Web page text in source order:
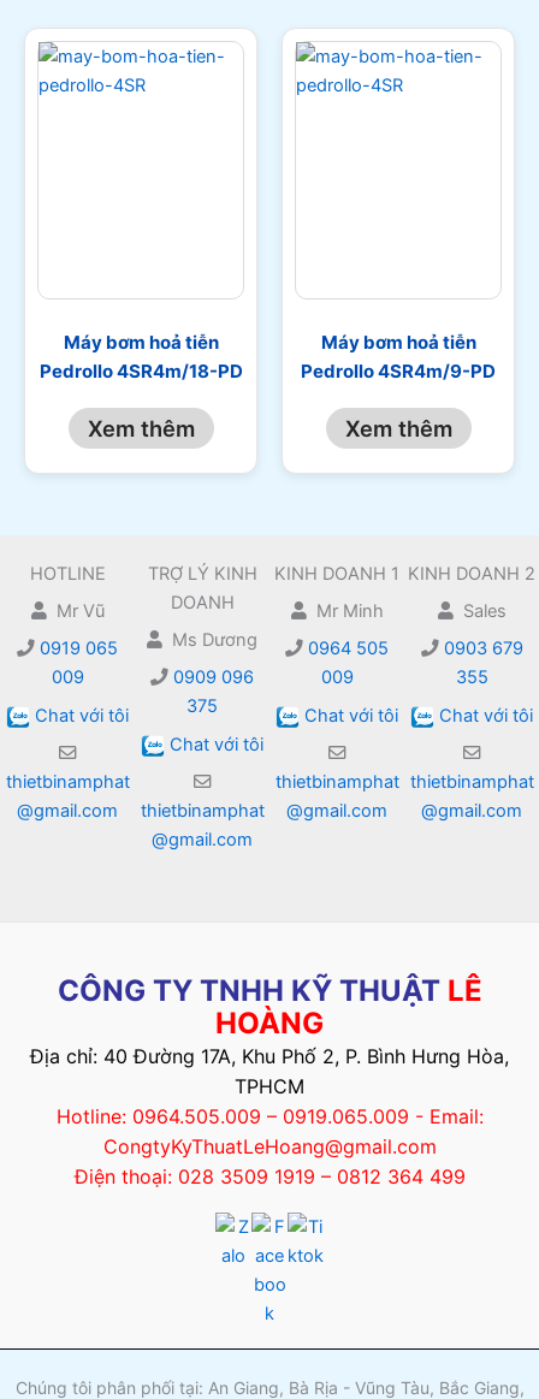
Máy bơm hoả tiễn
Pedrollo 4SR4m/18-PD
Xem thêm
Máy bơm hoả tiễn
Pedrollo 4SR4m/9-PD
Xem thêm
HOTLINE
Mr Vũ
0919 065
009
Chat với tôi
thietbinamphat
@gmail.com
TRỢ LÝ KINH
DOANH
Ms Dương
0909 096
375
Chat với tôi
thietbinamphat
@gmail.com
KINH DOANH 1
Mr Minh
0964 505
009
Chat với tôi
thietbinamphat
@gmail.com
KINH DOANH 2
Sales
0903 679
355
Chat với tôi
thietbinamphat
@gmail.com
CÔNG TY TNHH KỸ THUẬT LÊ
HOÀNG
Địa chỉ: 40 Đường 17A, Khu Phố 2, P. Bình Hưng Hòa,
TPHCM
Hotline: 0964.505.009 – 0919.065.009 - Email:
CongtyKyThuatLeHoang@gmail.com
Điện thoại: 028 3509 1919 – 0812 364 499
Chúng tôi phân phối tại: An Giang, Bà Rịa - Vũng Tàu, Bắc Giang,